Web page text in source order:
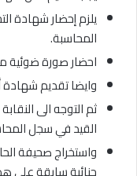
يلزم إحضار شهادة
المحاسبة.
احضار صورة ضوئية
وايضا تقديم شهادة
ثم التوجه الى
القيد في سجل
واستخراج صحيفة